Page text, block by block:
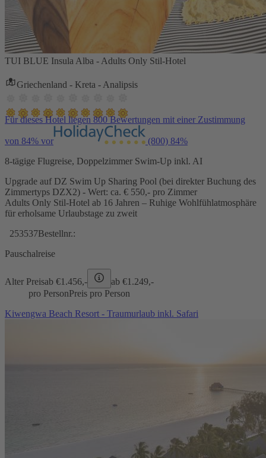
TUI BLUE Insula Alba - Adults Only Stil-Hotel
Griechenland - Kreta - Analipsis
Für dieses Hotel liegen 800 Bewertungen mit einer Zustimmung
von 84% vor (800) 84%
8-tägige Flugreise, Doppelzimmer Swim-Up inkl. AI
Upgrade auf DZ Swim Up Sharing Pool (bei direkter Buchung des
Zimmertyps DZX2) - Wert: ca. € 550,- pro Zimmer
Adults Only Stil-Hotel ab 16 Jahren – Ruhige Wohlfühlatmosphäre
für erholsame Urlaubstage zu zweit
253537Bestellnr.:
Pauschalreise
Alter Preisab €1.456,- ab €1.249,-
pro PersonPreis pro Person
Kiwengwa Beach Resort - Traumurlaub inkl. Safari